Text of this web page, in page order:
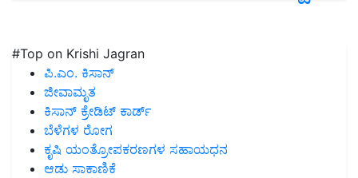
#Top on Krishi Jagran
ಪಿ.ಎಂ. ಕಿಸಾನ್
ಜೀವಾಮೃತ
ಕಿಸಾನ್ ಕ್ರೇಡಿಟ್ ಕಾರ್ಡ್
ಬೆಳೆಗಳ ರೋಗ
ಕೃಷಿ ಯಂತ್ರೋಪಕರಣಗಳ ಸಹಾಯಧನ
ಆಡು ಸಾಕಾಣಿಕೆ